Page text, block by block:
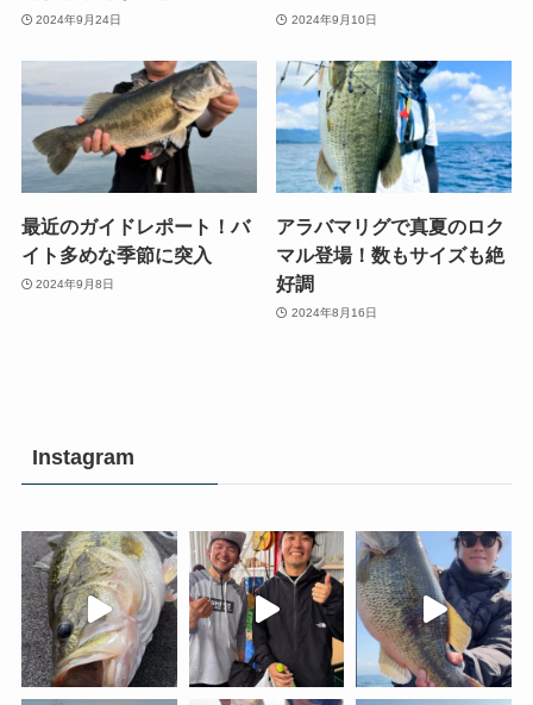
2024年9月24日 2024年9月10日
最近のガイドレポート！バ
イト多めな季節に突入
2024年9月8日
アラバマリグで真夏のロク
マル登場！数もサイズも絶
好調
2024年8月16日
Instagram